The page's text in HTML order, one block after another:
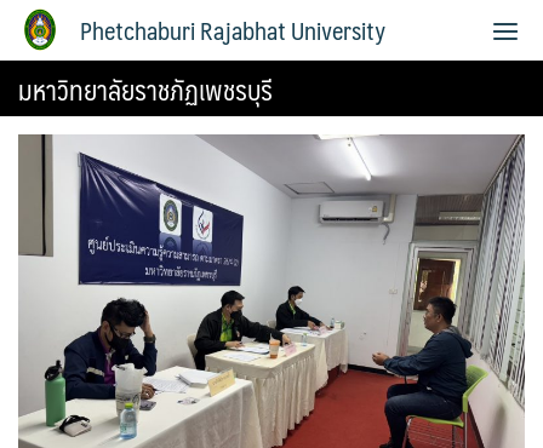
Phetchaburi Rajabhat University
มหาวิทยาลัยราชภัฏเพชรบุรี